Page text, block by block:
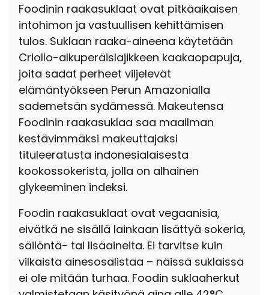
Foodinin raakasuklaat ovat pitkäaikaisen
intohimon ja vastuullisen kehittämisen
tulos. Suklaan raaka-aineena käytetään
Criollo-alkuperäislajikkeen kaakaopapuja,
joita sadat perheet viljelevät
elämäntyökseen Perun Amazonialla
sademetsän sydämessä. Makeutensa
Foodinin raakasuklaa saa maailman
kestävimmäksi makeuttajaksi
tituleeratusta indonesialaisesta
kookossokerista, jolla on alhainen
glykeeminen indeksi.
Foodin raakasuklaat ovat vegaanisia,
eivätkä ne sisällä lainkaan lisättyä sokeria,
säilöntä- tai lisäaineita. Ei tarvitse kuin
vilkaista ainesosalistaa – näissä suklaissa
ei ole mitään turhaa. Foodin suklaaherkut